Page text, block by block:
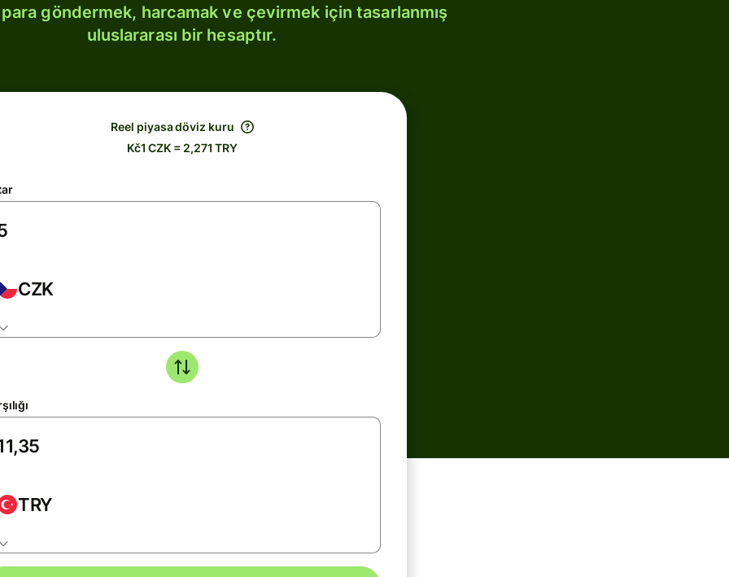
göndermek, harcamak ve çevirmek için tasarlanmış
uluslararası bir hesaptır.
Reel piyasa döviz kuru
Kč1 CZK = 2,271 TRY
CZK
TRY